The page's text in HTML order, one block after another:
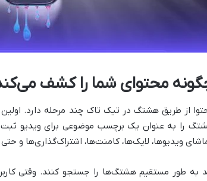
محتوای شما را کشف
از طریق هشتگ در تیک تاک چند مرحله دارد.
را به عنوان یک برچسب موضوعی برای ویدیو ثبت
ویدیوها، لایک‌ها، کامنت‌ها، اشتراک‌گذاری‌ها و
به طور مستقیم هشتگ‌ها را جستجو کنند. وقتی